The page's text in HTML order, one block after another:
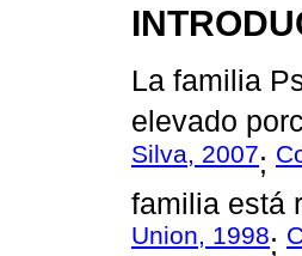
La familia
elevado
Silva, 2007;
familia está
Union, 1998;